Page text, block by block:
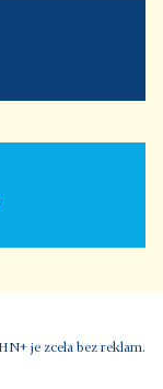
je zcela bez reklam.